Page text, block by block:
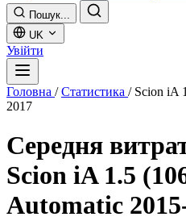
Пошук...
UK
Увійти
Головна / Статистика / Scion iA
2017
Середня
Scion iA 1.5
Automatic